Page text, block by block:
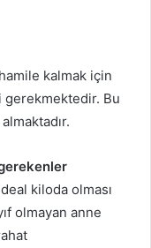
kalmak için
gerekmektedir. Bu
kiloda olması
olmayan anne